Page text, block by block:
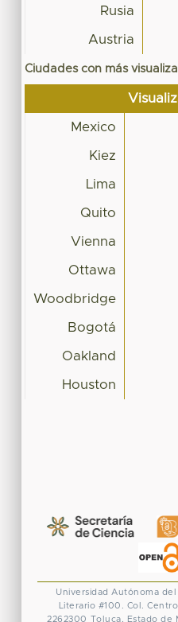
Rusia
Austria
Ciudades con más
Mexico
Kiez
Lima
Quito
Vienna
Ottawa
Woodbridge
Bogotá
Oakland
Houston
Universidad Autónoma
Literario #100. Col. Centro
2262300 Toluca, Estado de